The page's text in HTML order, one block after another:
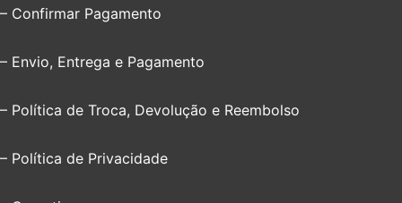
– Confirmar Pagamento
– Envio, Entrega e Pagamento
– Política de Troca, Devolução e Reembolso
– Política de Privacidade